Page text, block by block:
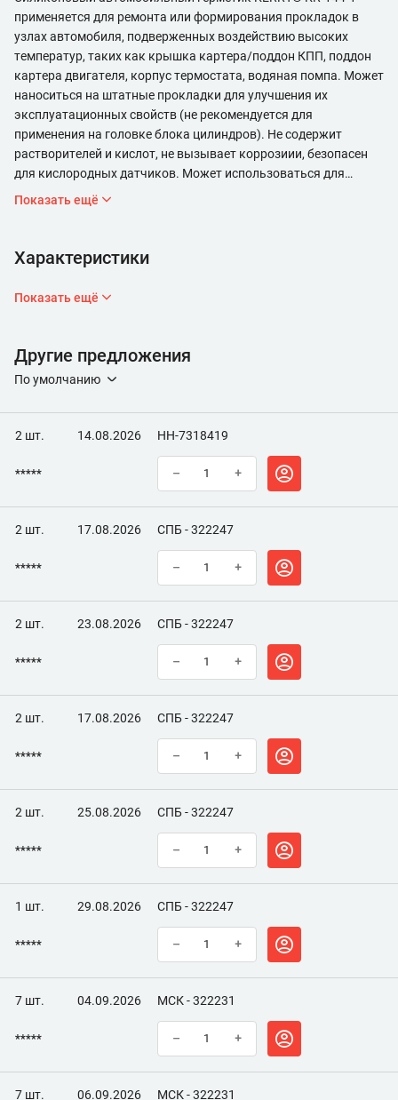
применяется для ремонта или формирования прокладок в
узлах автомобиля, подверженных воздействию высоких
температур, таких как крышка картера/поддон КПП, поддон
картера двигателя, корпус термостата, водяная помпа. Может
наноситься на штатные прокладки для улучшения их
эксплуатационных свойств (не рекомендуется для
применения на головке блока цилиндров). Не содержит
растворителей и кислот, не вызывает коррозиии, безопасен
для кислородных датчиков. Может использоваться для
герметизации электрических соединений и датчиков.
подходит для герметизации и ремонта автомобильных фар,
устраняет течи через уплотнители автомобильных стёкол.
Вулканизируется при комнатной температуре (RTV), образует
Показать ещё
Характеристики
Показать ещё
Другие предложения
По умолчанию
2 шт. 14.08.2026 НН-7318419
***** – +
2 шт. 17.08.2026 СПБ - 322247
***** – +
2 шт. 23.08.2026 СПБ - 322247
***** – +
2 шт. 17.08.2026 СПБ - 322247
***** – +
2 шт. 25.08.2026 СПБ - 322247
***** – +
1 шт. 29.08.2026 СПБ - 322247
***** – +
7 шт. 04.09.2026 МСК - 322231
***** – +
7 шт. 06.09.2026 МСК - 322231